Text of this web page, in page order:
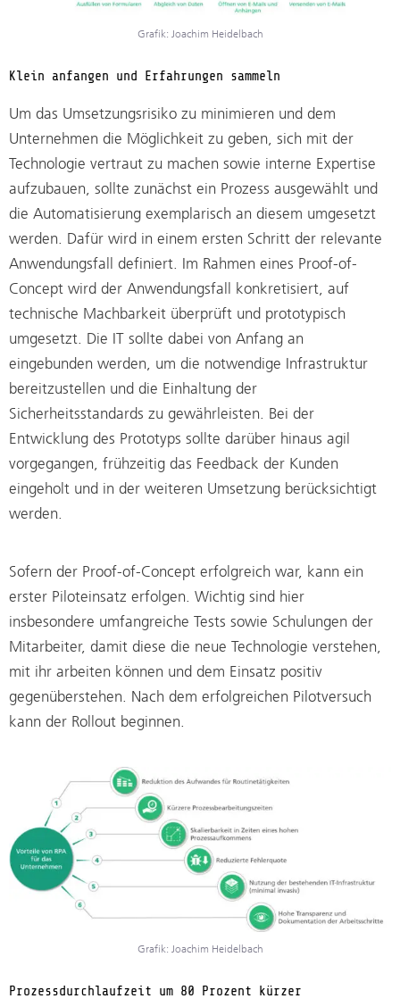
Grafik: Joachim Heidelbach
Klein anfangen und Erfahrungen sammeln
Um das Umsetzungsrisiko zu minimieren und dem
Unternehmen die Möglichkeit zu geben, sich mit der
Technologie vertraut zu machen sowie interne Expertise
aufzubauen, sollte zunächst ein Prozess ausgewählt und
die Automatisierung exemplarisch an diesem umgesetzt
werden. Dafür wird in einem ersten Schritt der relevante
Anwendungsfall definiert. Im Rahmen eines Proof-of-
Concept wird der Anwendungsfall konkretisiert, auf
technische Machbarkeit überprüft und prototypisch
umgesetzt. Die IT sollte dabei von Anfang an
eingebunden werden, um die notwendige Infrastruktur
bereitzustellen und die Einhaltung der
Sicherheitsstandards zu gewährleisten. Bei der
Entwicklung des Prototyps sollte darüber hinaus agil
vorgegangen, frühzeitig das Feedback der Kunden
eingeholt und in der weiteren Umsetzung berücksichtigt
werden.
Sofern der Proof-of-Concept erfolgreich war, kann ein
erster Piloteinsatz erfolgen. Wichtig sind hier
insbesondere umfangreiche Tests sowie Schulungen der
Mitarbeiter, damit diese die neue Technologie verstehen,
mit ihr arbeiten können und dem Einsatz positiv
gegenüberstehen. Nach dem erfolgreichen Pilotversuch
kann der Rollout beginnen.
Grafik: Joachim Heidelbach
Prozessdurchlaufzeit um 80 Prozent kürzer